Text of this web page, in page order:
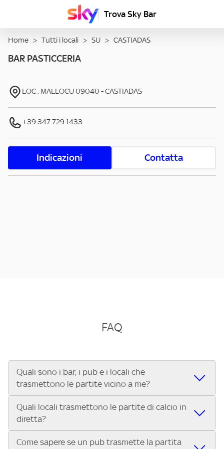
Trova Sky Bar
Home > Tutti i locali > SU > CASTIADAS
BAR PASTICCERIA
LOC . MALLOCU 09040 -CASTIADAS
+39 347 729 1433
Indicazioni Contatta
FAQ
Quali sono i bar, i pub e i locali che
trasmettono le partite vicino a me?
Se cerchi un bar, pub, ristorante o locale vicino a te per
vedere le partite di Serie A ENILIVE, la Serie C Sky Wifi, la
UEFA Champions League, la UEFA Europa League, la UEFA
Conference League, il Tennis, la Formula 1®, la MotoGP™ e
Quali locali trasmettono le partite di calcio in
diretta?
Vuoi sapere quali bar, pub o ristoranti mostrano le partite
Come sapere se un pub trasmette la partita